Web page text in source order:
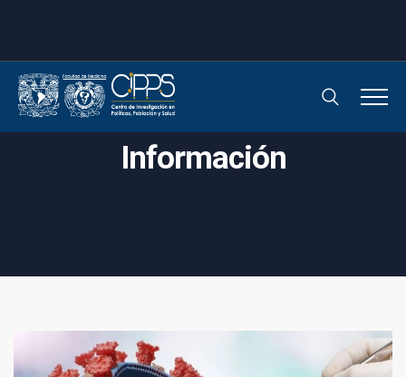
Información